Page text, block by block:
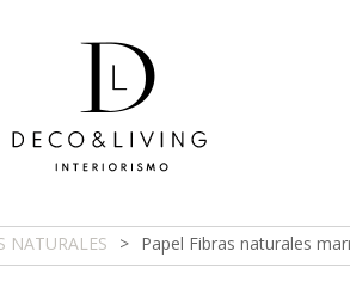
PROYECTOS CONTACTO
NATURALES > Papel Fibras naturales